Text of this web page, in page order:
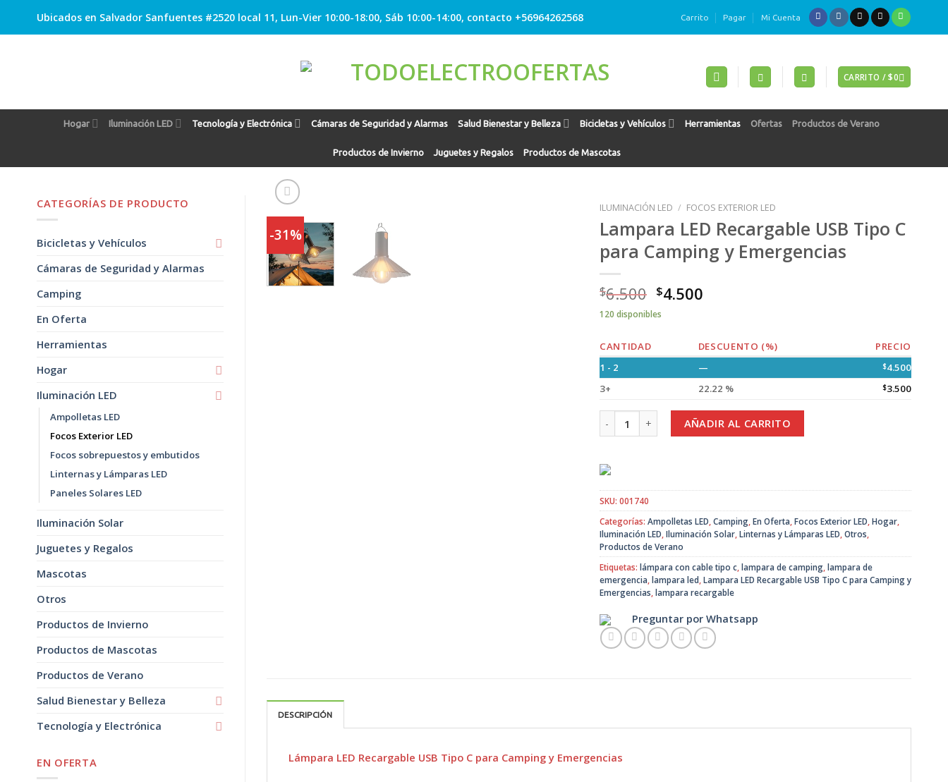
Ubicados en Salvador Sanfuentes #2520 local 11, Lun-Vier 10:00-18:00, Sáb 10:00-14:00, contacto +56964262568 Carrito Pagar Mi Cuenta
CARRITO /$0
Hogar Iluminación LED Tecnología y Electrónica Cámaras de Seguridad y Alarmas Salud Bienestar y Belleza Bicicletas y Vehículos Herramientas Ofertas Productos de Verano
Productos de Invierno Juguetes y Regalos Productos de Mascotas
CATEGORÍAS DE PRODUCTO
Bicicletas y Vehículos
Cámaras de Seguridad y Alarmas
Camping
En Oferta
Herramientas
Hogar
Iluminación LED
Ampolletas LED
Focos Exterior LED
Focos sobrepuestos y embutidos
Linternas y Lámparas LED
Paneles Solares LED
Iluminación Solar
Juguetes y Regalos
Mascotas
Otros
Productos de Invierno
Productos de Mascotas
Productos de Verano
Salud Bienestar y Belleza
Tecnología y Electrónica
EN OFERTA
-31%
ILUMINACIÓN LED / FOCOS EXTERIOR LED
Lampara LED Recargable USB Tipo C
para Camping y Emergencias
$6.500 $4.500
120 disponibles
CANTIDAD DESCUENTO (%)
PRECIO
1 - 2
— $4.500
3+
22.22 % $3.500
Lampara LED Recargable USB Tipo C para Camping y Emergencias cantidad
AÑADIR AL CARRITO
SKU: 001740
Categorías: Ampolletas LED,Camping,En Oferta,Focos Exterior LED,Hogar,
Iluminación LED,Iluminación Solar,Linternas y Lámparas LED,Otros,
Productos de Verano
Etiquetas: lámpara con cable tipo c,lampara de camping,lampara de
emergencia,lampara led,Lampara LED Recargable USB Tipo C para Camping y
Emergencias,lampara recargable
Preguntar por Whatsapp
DESCRIPCIÓN
Lámpara LED Recargable USB Tipo C para Camping y Emergencias